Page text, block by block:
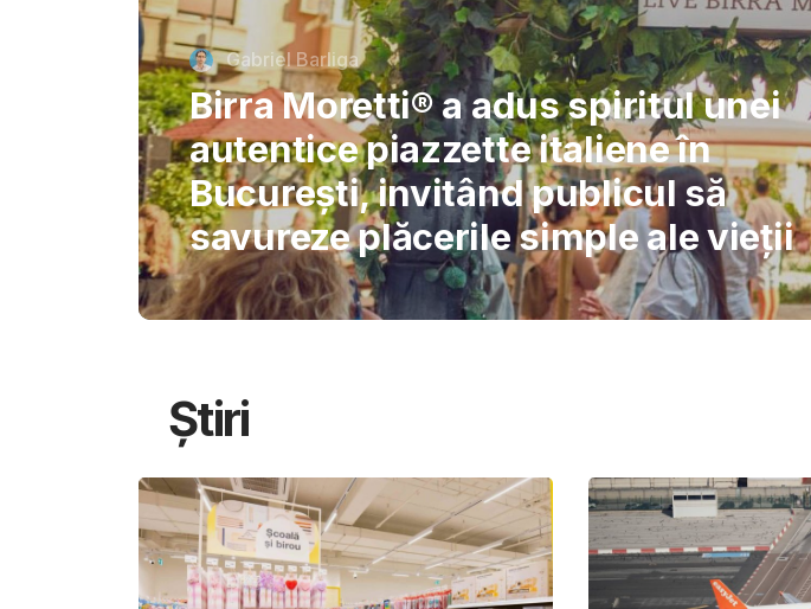
Cristi Dorombach
Richard Joannides, Verita
International School: Școlile nu pot
permite AI-ului să înlocuiască
gândirea elevilor
Știri